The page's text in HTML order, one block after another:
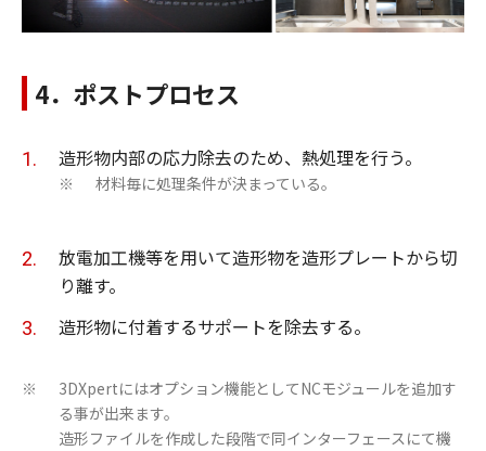
4．ポストプロセス
造形物内部の応力除去のため、熱処理を行う。
※ 材料毎に処理条件が決まっている。
放電加工機等を用いて造形物を造形プレートから切
り離す。
造形物に付着するサポートを除去する。
※
3DXpertにはオプション機能としてNCモジュールを追加す
る事が出来ます。
造形ファイルを作成した段階で同インターフェースにて機